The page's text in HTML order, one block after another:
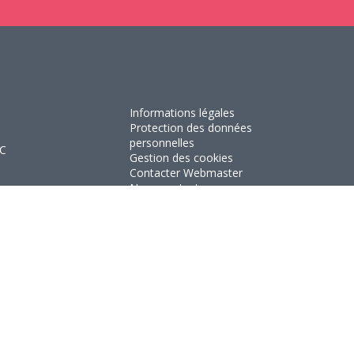
Informations légales
Protection des données
personnelles
Gestion des cookies
Contacter Webmaster
Nous contacter